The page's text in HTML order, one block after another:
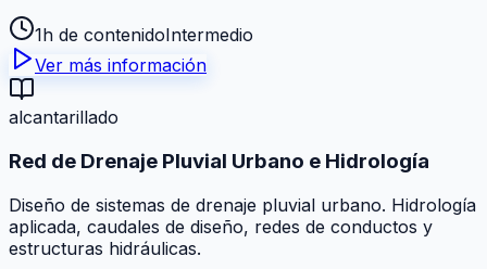
1h de contenidoIntermedio
Ver más información
alcantarillado
Red de Drenaje Pluvial Urbano e Hidrología
Diseño de sistemas de drenaje pluvial urbano. Hidrología
aplicada, caudales de diseño, redes de conductos y
estructuras hidráulicas.